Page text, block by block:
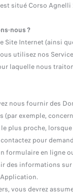
situé Corso
nous ?
Internet (ainsi
utilisez nos
laquelle nous
nous fournir des
(par exemple,
plus proche,
pour
formulaire en ligne
des informations
vous devrez